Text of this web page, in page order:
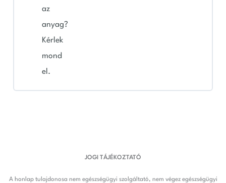
az
anyag?
Kérlek
mond
el.
JOGI TÁJÉKOZTATÓ
A honlap tulajdonosa nem egészségügyi szolgáltató, nem végez egészségügyi